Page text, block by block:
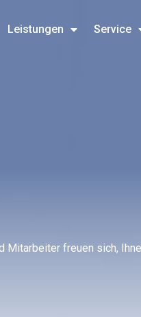
Leistungen Service
freuen sich,